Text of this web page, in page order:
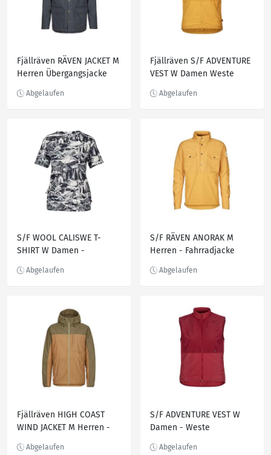
Fjällräven RÄVEN JACKET M
Herren Übergangsjacke
Fjällräven S/F ADVENTURE
VEST W Damen Weste
S/F WOOL CALISWE T-
SHIRT W Damen -
S/F RÄVEN ANORAK M
Herren - Fahrradjacke
Fjällräven HIGH COAST
WIND JACKET M Herren -
S/F ADVENTURE VEST W
Damen - Weste